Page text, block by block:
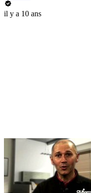
il y a 10 ans